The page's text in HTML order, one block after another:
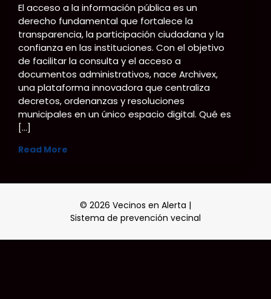
El acceso a la información pública es un
derecho fundamental que fortalece la
transparencia, la participación ciudadana y la
confianza en las instituciones. Con el objetivo
de facilitar la consulta y el acceso a
documentos administrativos, nace Archivex,
una plataforma innovadora que centraliza
decretos, ordenanzas y resoluciones
municipales en un único espacio digital. Qué es
[…]
Read More
© 2026 Vecinos en Alerta |
Sistema de prevención vecinal